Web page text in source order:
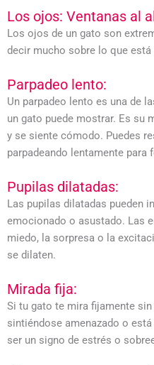
Los ojos: Ventanas al
Los ojos de un gato son
decir mucho sobre lo que
Parpadeo lento:
Un parpadeo lento es una de
un gato puede mostrar. Es su
y se siente cómodo. Puedes
parpadeando lentamente para
Pupilas dilatadas:
Las pupilas dilatadas pueden
emocionado o asustado. Las
miedo, la sorpresa o la
se dilaten.
Mirada fija:
Si tu gato te mira fijamente sin
sintiéndose amenazado o
ser un signo de estrés o